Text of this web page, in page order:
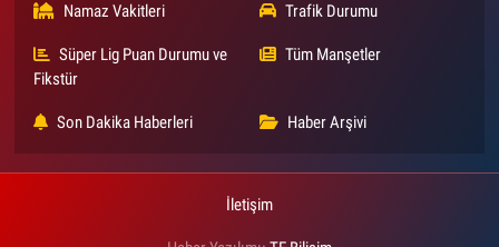
Namaz Vakitleri Trafik Durumu
Süper Lig Puan Durumu ve
Fikstür
Tüm Manşetler
Son Dakika Haberleri Haber Arşivi
İletişim